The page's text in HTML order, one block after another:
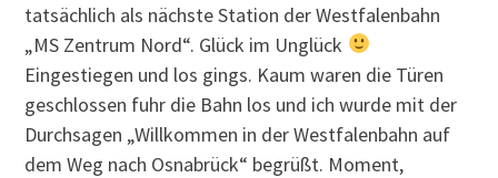
tatsächlich als nächste Station der Westfalenbahn
„MS Zentrum Nord“. Glück im Unglück
Eingestiegen und los gings. Kaum waren die Türen
geschlossen fuhr die Bahn los und ich wurde mit der
Durchsagen „Willkommen in der Westfalenbahn auf
dem Weg nach Osnabrück“ begrüßt. Moment,